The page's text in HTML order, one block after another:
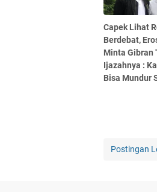
Capek Lihat
Berdebat,
Minta Gibran
Ijazahnya :
Bisa Mundur
Postingan